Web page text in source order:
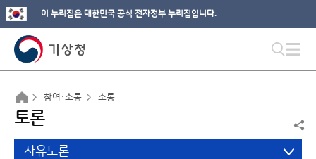
이 누리집은 대한민국 공식 전자정부 누리집입니다.
참여·소통 소통
토론
자유토론